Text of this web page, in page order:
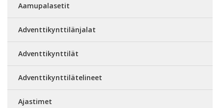
Aamupalasetit
Adventtikynttilänjalat
Adventtikynttilät
Adventtikynttilätelineet
Ajastimet